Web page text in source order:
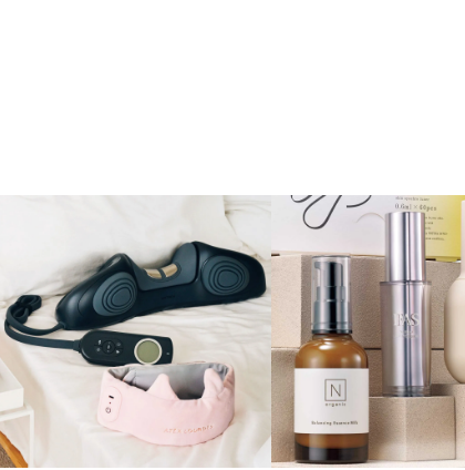
【UV下地】酷暑に頼れる！
2,000円台〜3,000円台の名品3選
｜30代美容ライターが正直レビ
ュー | CLASSY.[クラッシィ]
BEAUTY Sep, 25, 2025
マルジェラの“レプリカ”に新作
も！注目度急上昇の『フレグラ
ンス』５選 | CLASSY.[クラッシ